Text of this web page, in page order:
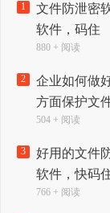
1
文件防泄密
软件，码住
880 + 阅读
2
企业如何做
方面保护文
504 + 阅读
3
好用的文件
软件，快码
766 + 阅读